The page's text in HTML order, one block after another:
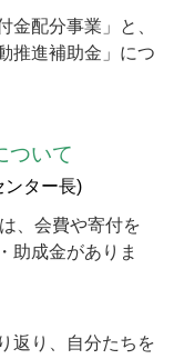
金配分事業」と、
推進補助金」につ
ついて
ンター長)
、会費や寄付を
助成金がありま
返り、自分たちを